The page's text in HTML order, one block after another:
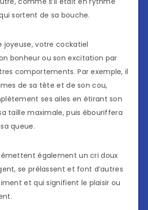
sortent de sa bouche.
joyeuse, votre cockatiel
bonheur ou son excitation par
comportements. Par exemple, il
de sa tête et de son cou,
ses ailes en étirant son
taille maximale, puis ébouriffera
queue.
émettent également un cri doux
se prélassent et font d’autres
et qui signifient le plaisir ou